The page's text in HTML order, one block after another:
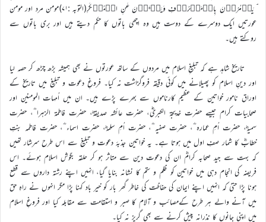
ۘ یَاۡمُرُوۡنَ بِالۡمَعۡرُوۡفِ وَیَنۡہَوۡنَ عَنِ الۡمُنۡکَرِ(التوبہ :۷۱)مومن مرد اور مومن
عورتیں ایک دوسرے کے دوست ہیں وہ اچھی باتوں کا حکم دیتے ہیں اور بری باتوں سے
روکتے ہیں۔
تاریخ شاہد ہے کہ تبلیغِ اسلام میں مردوں کے ساتھ عورتوں نے بھی ہمیشہ بڑھ چڑھ کر حصہ لیا
اور دینِ اسلام کو پھیلانے میں کوئی دقیقہ فروگزاشت نہ کیا۔ فروغِ دعوت و تبلیغ میں تاریخ کے
اوراق نامور خواتین کے عظیم کارناموں سے بھرے پڑے ہیں۔ ان میں اُمہات المومنین اور
صحابیات کرام جیسے حضرت خدیجۃ الکبریٰؓ، حضرت عائشہ صدیقہؓ، حضرت فاطمۃ الزہرا ؓ، حضرت
سمیہؓ، حضرت اُمِ عمارہ ؓ، حضرت صفیہ ؓ، حضرت اُمِ سلمہؓ، حضرت اسماء ؓ، حضرت فاطمہ بنتِ
خطابؓ کا شمار صفِ اول میں ہوتا ہے۔ یہ خواتین جذبۂ دعوت و تبلیغ سے اس طرح سرشار تھیں
کہ بہت سے جید صحابہ کرامؓ ان کی دعوت دین سے متاثر ہو کر حلقہ بگوش اسلام ہوئے۔ اس
فریضہ کی انجام دہی میں خواتین کو ظلم و ستم کا نشانہ بنایا گیا، انہیں اپنے رشتہ داروں سے قطع
ہونا پڑا حتیٰ کہ انہیں اپنے ایمان کی حفاظت کی خاطر گھر بار کو خیر باد کہنا پڑا مگر انہوں نے راہِ حق
میں آنے والے ہر طرح کےمصائب و آلام کا صبر و استقامت سے مقابلہ کیا اور فروغِ اسلام
میں اپنی جانوں کا نذرانہ پیش کرنے سے بھی گریز نہ کیا۔